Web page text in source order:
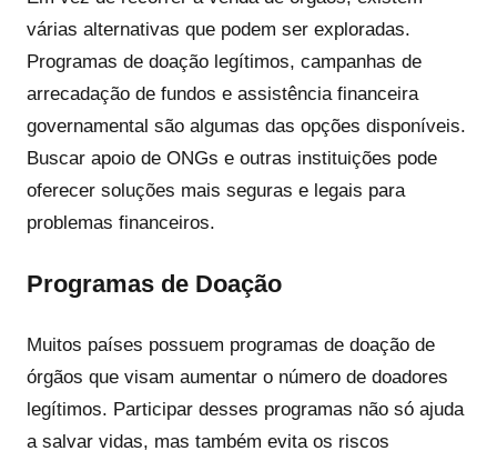
várias alternativas que podem ser exploradas.
Programas de doação legítimos, campanhas de
arrecadação de fundos e assistência financeira
governamental são algumas das opções disponíveis.
Buscar apoio de ONGs e outras instituições pode
oferecer soluções mais seguras e legais para
problemas financeiros.
Programas de Doação
Muitos países possuem programas de doação de
órgãos que visam aumentar o número de doadores
legítimos. Participar desses programas não só ajuda
a salvar vidas, mas também evita os riscos